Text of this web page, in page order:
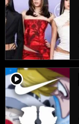
player2